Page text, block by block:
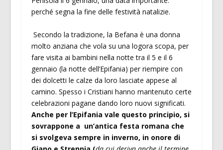
perché segna la fine delle festività natalizie.
Secondo la tradizione, la Befana è una donna
molto anziana che vola su una logora scopa, per
fare visita ai bambini nella notte tra il 5 e il 6
gennaio (la notte dell’Epifania) per riempire con
dei dolcetti le calze da loro lasciate appese al
camino. Spesso i Cristiani hanno mantenuto certe
celebrazioni pagane dando loro nuovi significati.
Anche per l’Epifania vale questo principio, si
sovrappone a un’antica festa romana che
si svolgeva sempre in inverno, in onore di